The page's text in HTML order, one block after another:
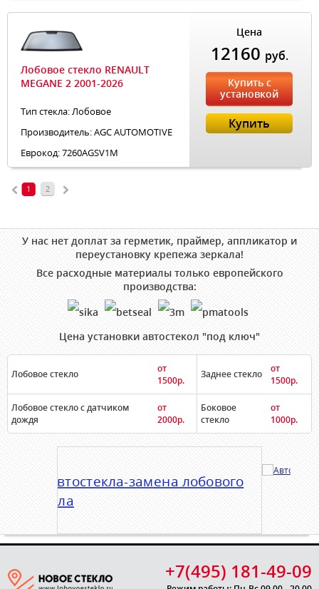
Лобовое стекло RENAULT
MEGANE 2 2001-2026
Тип стекла: Лобовое
Производитель: AGC AUTOMOTIVE
Еврокод: 7260AGSV1M
Цена
12160 руб.
Купить с
установкой
Купить
1 2
У нас нет доплат за герметик, праймер, аппликатор и
переустановку крепежа зеркала!
Все расходные материалы только европейского
производства:
Цена установки автостекол "под ключ"
Лобовое стекло
от
1500р.
Заднее стекло
от
1500р.
Лобовое стекло с датчиком
дождя
от
2000р.
Боковое
стекло
от
1000р.
+7(495) 181-49-09